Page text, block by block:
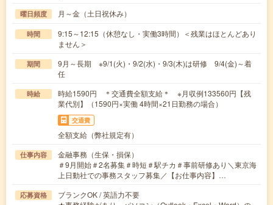
曜日頻度 月～金（土日祝休み）
時間
9:15～12:15（休憩なし・実働3時間）＜残業はほとんどあり
ません＞
期間
9月～長期 ※9/1(火)・9/2(水)・9/3(木)は研修 9/4(金)～着
任
時給
時給1590円 ＊交通費全額支給＊ ※月収例133560円【残
業代別】（1590円×実働 4時間×21日勤務の場合）
交通費
全額支給（弊社規定有）
仕事内容
金融事務（生保・損保）
＃9月開始＃2名募集＃時短＃駅チカ＃事前研修あり＼東京海
上日動社での事務スタッフ募集／【お仕事内容】…
応募資格
ブランクOK / 英語力不要